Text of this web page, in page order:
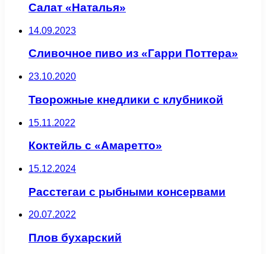
Салат «Наталья»
14.09.2023
Сливочное пиво из «Гарри Поттера»
23.10.2020
Творожные кнедлики с клубникой
15.11.2022
Коктейль с «Амаретто»
15.12.2024
Расстегаи с рыбными консервами
20.07.2022
Плов бухарский